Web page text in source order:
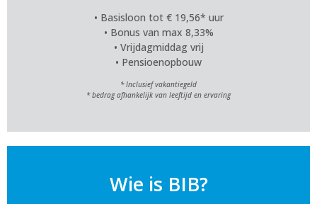
• Basisloon tot € 19,56* uur
• Bonus van max 8,33%
• Vrijdagmiddag vrij
• Pensioenopbouw
* Inclusief vakantiegeld
* bedrag afhankelijk van leeftijd en ervaring
Wie is BIB?